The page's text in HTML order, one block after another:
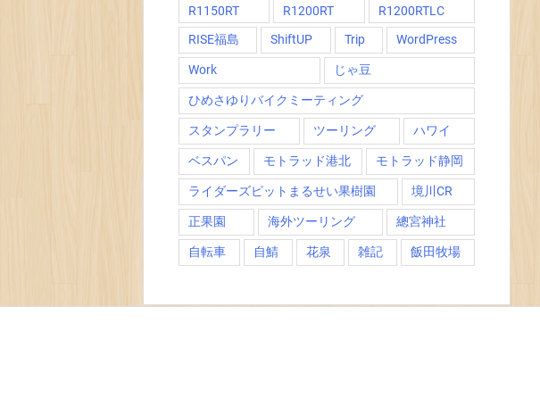
R1150RT
R1200RT
R1200RTLC
RISE福島
ShiftUP Trip WordPress
Work じゃ豆
ひめさゆりバイクミーティング
スタンプラリー ツーリング ハワイ
ベスパン モトラッド港北 モトラッド静岡
ライダーズピットまるせい果樹園 境川CR
正果園 海外ツーリング 總宮神社
自転車 自鯖 花泉 雑記 飯田牧場